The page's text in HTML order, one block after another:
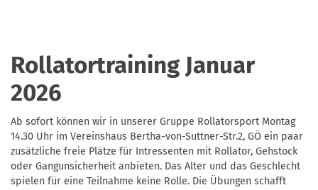
Rollatortraining Januar
2026
Ab sofort können wir in unserer Gruppe Rollatorsport Montag
14.30 Uhr im Vereinshaus Bertha-von-Suttner-Str.2, GÖ ein paar
zusätzliche freie Plätze für Intressenten mit Rollator, Gehstock
oder Gangunsicherheit anbieten. Das Alter und das Geschlecht
spielen für eine Teilnahme keine Rolle. Die Übungen schafft